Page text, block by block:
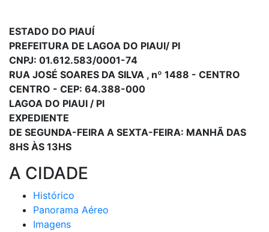
ESTADO DO PIAUÍ
PREFEITURA DE LAGOA DO PIAUI/ PI
CNPJ: 01.612.583/0001-74
RUA JOSÉ SOARES DA SILVA , nº 1488 - CENTRO
CENTRO - CEP: 64.388-000
LAGOA DO PIAUI / PI
EXPEDIENTE
DE SEGUNDA-FEIRA A SEXTA-FEIRA: MANHÃ DAS
8HS ÀS 13HS
A CIDADE
Histórico
Panorama Aéreo
Imagens